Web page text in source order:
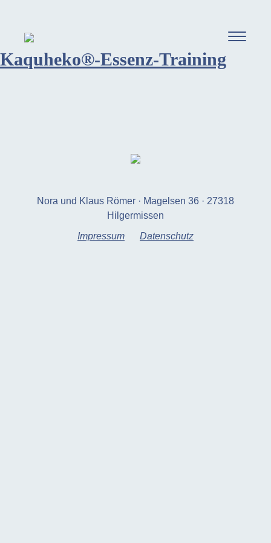
Kaquheko®-Essenz-Training
Nora und Klaus Römer · Magelsen 36 · 27318
Hilgermissen
Impressum
Datenschutz